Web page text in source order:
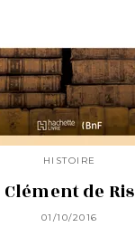
HISTOIRE
Clément de Ris
01/10/2016